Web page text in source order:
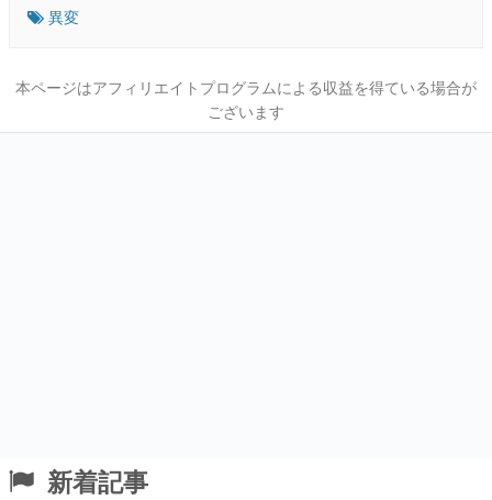
異変
本ページはアフィリエイトプログラムによる収益を得ている場合が
ございます
新着記事